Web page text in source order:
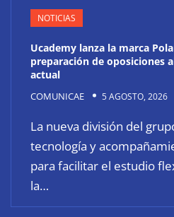
NOTICIAS
Ucademy lanza la marca
preparación de oposiciones
actual
COMUNICAE 5 AGOSTO, 2026
La nueva división del
tecnología y
para facilitar el estudio
la…